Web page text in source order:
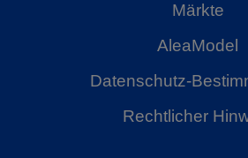
Märkte
AleaModel
Datenschutz-
Rechtlicher